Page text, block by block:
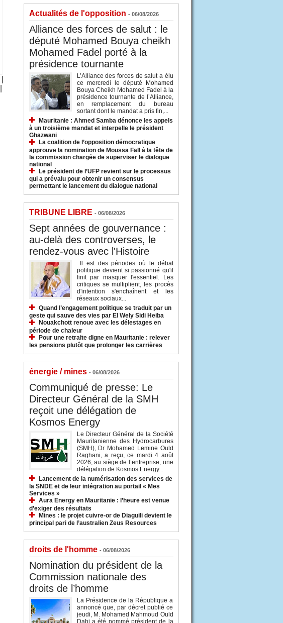
Actualités de l'opposition - 06/08/2026
Alliance des forces de salut : le
député Mohamed Bouya cheikh
Mohamed Fadel porté à la
présidence tournante
L’Alliance des forces de salut a élu
ce mercredi le député Mohamed
Bouya Cheikh Mohamed Fadel à la
présidence tournante de l’Alliance,
en remplacement du bureau
sortant dont le mandat a pris fin,...
Mauritanie : Ahmed Samba dénonce les appels
à un troisième mandat et interpelle le président
Ghazwani
La coalition de l’opposition démocratique
approuve la nomination de Moussa Fall à la tête de
la commission chargée de superviser le dialogue
national
Le président de l’UFP revient sur le processus
qui a prévalu pour obtenir un consensus
permettant le lancement du dialogue national
TRIBUNE LIBRE - 06/08/2026
Sept années de gouvernance :
au-delà des controverses, le
rendez-vous avec l'Histoire
Il est des périodes où le débat
politique devient si passionné qu'il
finit par masquer l'essentiel. Les
critiques se multiplient, les procès
d'intention s'enchaînent et les
réseaux sociaux...
Quand l’engagement politique se traduit par un
geste qui sauve des vies par El Wely Sidi Heiba
Nouakchott renoue avec les délestages en
période de chaleur
Pour une retraite digne en Mauritanie : relever
les pensions plutôt que prolonger les carrières
énergie / mines - 06/08/2026
Communiqué de presse: Le
Directeur Général de la SMH
reçoit une délégation de
Kosmos Energy
Le Directeur Général de la Société
Mauritanienne des Hydrocarbures
(SMH), Dr Mohamed Lemine Ould
Raghani, a reçu, ce mardi 4 août
2026, au siège de l’entreprise, une
délégation de Kosmos Energy...
Lancement de la numérisation des services de
la SNDE et de leur intégration au portail « Mes
Services »
Aura Energy en Mauritanie : l’heure est venue
d’exiger des résultats
Mines : le projet cuivre-or de Diaguili devient le
principal pari de l’australien Zeus Resources
droits de l'homme - 06/08/2026
Nomination du président de la
Commission nationale des
droits de l’homme
La Présidence de la République a
annoncé que, par décret publié ce
jeudi, M. Mohamed Mahmoud Ould
Dahi a été nommé président de la